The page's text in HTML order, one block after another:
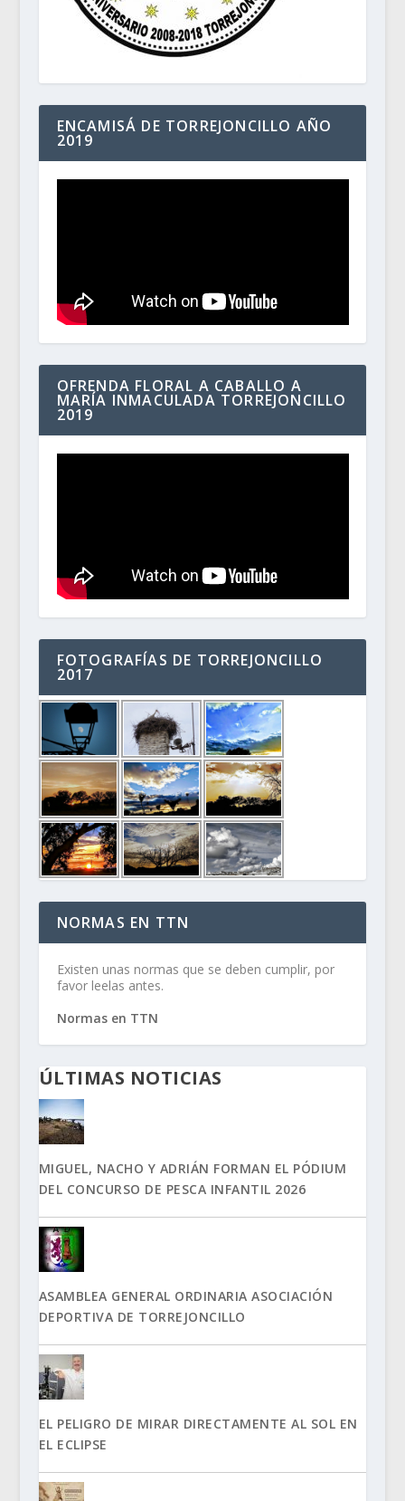
ENCAMISÁ DE TORREJONCILLO AÑO
2019
OFRENDA FLORAL A CABALLO A
MARÍA INMACULADA TORREJONCILLO
2019
FOTOGRAFÍAS DE TORREJONCILLO
2017
NORMAS EN TTN
Existen unas normas que se deben cumplir, por
favor leelas antes.
Normas en TTN
ÚLTIMAS NOTICIAS
MIGUEL, NACHO Y ADRIÁN FORMAN EL PÓDIUM
DEL CONCURSO DE PESCA INFANTIL 2026
ASAMBLEA GENERAL ORDINARIA ASOCIACIÓN
DEPORTIVA DE TORREJONCILLO
EL PELIGRO DE MIRAR DIRECTAMENTE AL SOL EN
EL ECLIPSE